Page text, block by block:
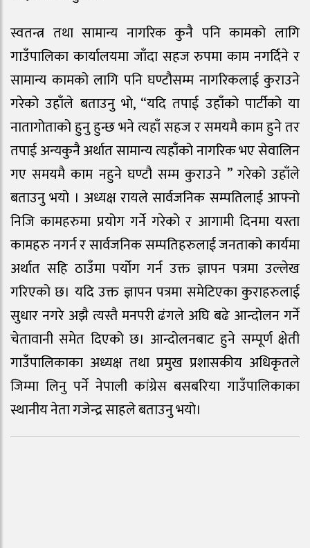
स्वतन्त्र तथा सामान्य नागरिक कुनै पनि कामको लागि
गाउँपालिका कार्यालयमा जाँदा सहज रुपमा काम नगर्दिने र
सामान्य कामको लागि पनि घण्टौसम्म नागरिकलाई कुराउने
गरेको उहाँले बताउनु भो, “यदि तपाई उहाँको पार्टीको या
नातागोताको हुनु हुन्छ भने त्यहाँ सहज र समयमै काम हुने तर
तपाई अन्यकुनै अर्थात सामान्य त्यहाँको नागरिक भए सेवालिन
गए समयमै काम नहुने घण्टौ सम्म कुराउने ” गरेको उहाँले
बताउनु भयो । अध्यक्ष रायले सार्वजनिक सम्पतिलाई आफ्नो
निजि कामहरुमा प्रयोग गर्ने गरेको र आगामी दिनमा यस्ता
कामहरु नगर्न र सार्वजनिक सम्पतिहरुलाई जनताको कार्यमा
अर्थात सहि ठाउँमा पर्योग गर्न उक्त ज्ञापन पत्रमा उल्लेख
गरिएको छ। यदि उक्त ज्ञापन पत्रमा समेटिएका कुराहरुलाई
सुधार नगरे अझै त्यस्तै मनपरी ढंगले अघि बढे आन्दोलन गर्ने
चेतावानी समेत दिएको छ। आन्दोलनबाट हुने सम्पूर्ण क्षेती
गाउँपालिकाका अध्यक्ष तथा प्रमुख प्रशासकीय अधिकृतले
जिम्मा लिनु पर्ने नेपाली कांग्रेस बसबरिया गाउँपालिकाका
स्थानीय नेता गजेन्द्र साहले बताउनु भयो।